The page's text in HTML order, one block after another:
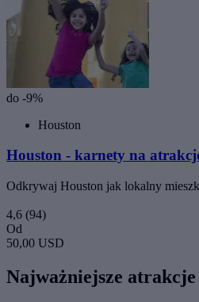
do -9%
Houston
Houston - karnety na
Odkrywaj Houston jak lokalny
4,6 (94)
Od
50,00 USD
Najważniejsze